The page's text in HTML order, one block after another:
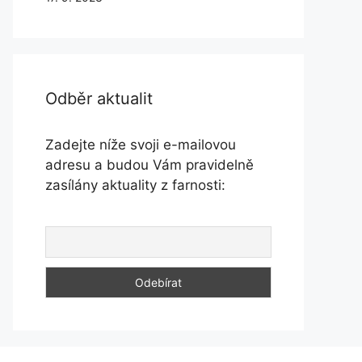
Odběr aktualit
Zadejte níže svoji e-mailovou
adresu a budou Vám pravidelně
zasílány aktuality z farnosti: